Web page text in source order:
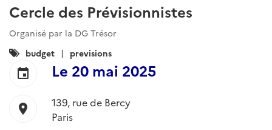
Cercle des Prévisionnistes
Organisé par la DG Trésor
Catégories
:
budget previsions
event Le 20 mai 2025
location_on
139, rue de Bercy
Paris